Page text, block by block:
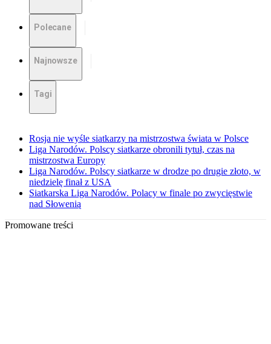
Polecane
Najnowsze
Tagi
Rosja nie wyśle siatkarzy na mistrzostwa świata w Polsce
Liga Narodów. Polscy siatkarze obronili tytuł, czas na
mistrzostwa Europy
Liga Narodów. Polscy siatkarze w drodze po drugie złoto, w
niedzielę finał z USA
Siatkarska Liga Narodów. Polacy w finale po zwycięstwie
nad Słowenią
Promowane treści